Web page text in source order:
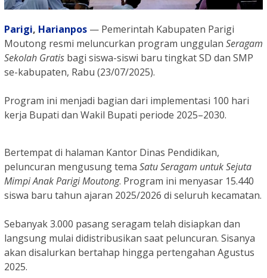
Parigi, Harianpos — Pemerintah Kabupaten Parigi
Moutong resmi meluncurkan program unggulan Seragam
Sekolah Gratis bagi siswa-siswi baru tingkat SD dan SMP
se-kabupaten, Rabu (23/07/2025).
Program ini menjadi bagian dari implementasi 100 hari
kerja Bupati dan Wakil Bupati periode 2025–2030.
Bertempat di halaman Kantor Dinas Pendidikan,
peluncuran mengusung tema Satu Seragam untuk Sejuta
Mimpi Anak Parigi Moutong. Program ini menyasar 15.440
siswa baru tahun ajaran 2025/2026 di seluruh kecamatan.
Sebanyak 3.000 pasang seragam telah disiapkan dan
langsung mulai didistribusikan saat peluncuran. Sisanya
akan disalurkan bertahap hingga pertengahan Agustus
2025.